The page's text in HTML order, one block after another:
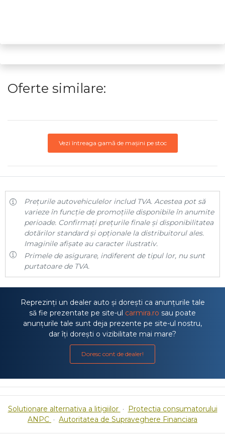
Oferte similare:
Vezi întreaga gamă de mașini pe stoc
Prețurile autovehiculelor includ TVA. Acestea pot să
varieze în funcție de promoțiile disponibile în anumite
perioade. Confirmați prețurile finale și disponibilitatea
dotărilor standard și opționale la distribuitorul ales.
Imaginile afișate au caracter ilustrativ.
Primele de asigurare, indiferent de tipul lor, nu sunt
purtatoare de TVA.
Reprezinți un dealer auto și dorești ca anunțurile tale
să fie prezentate pe site-ul carmira.ro sau poate
anunțurile tale sunt deja prezente pe site-ul nostru,
dar îți dorești o vizibilitate mai mare?
Doresc cont de dealer!
Solutionare alternativa a litigiilor · Protectia consumatorului
ANPC · Autoritatea de Supraveghere Financiara